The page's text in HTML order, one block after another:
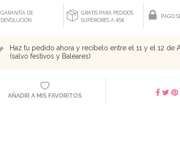
GARANTÍA DE
DEVOLUCIÓN
GRATIS PARA PEDIDOS
SUPERIORES A 45€
PAGO
Haz tu pedido ahora y recíbelo entre el 11 y el 12 de
(salvo festivos y Baleares)
AÑADIR A MIS FAVORITOS